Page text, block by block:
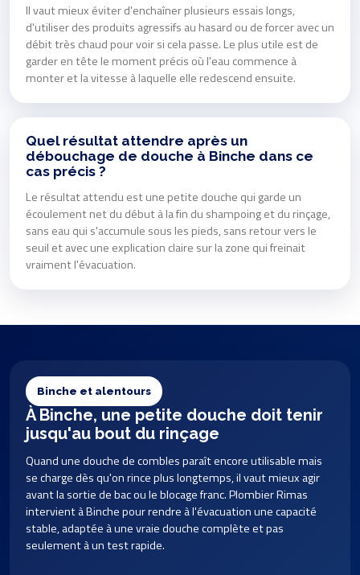
Il vaut mieux éviter d'enchaîner plusieurs essais longs,
d'utiliser des produits agressifs au hasard ou de forcer avec un
débit très chaud pour voir si cela passe. Le plus utile est de
garder en tête le moment précis où l'eau commence à
monter et la vitesse à laquelle elle redescend ensuite.
Quel résultat attendre après un
débouchage de douche à Binche dans ce
cas précis ?
Le résultat attendu est une petite douche qui garde un
écoulement net du début à la fin du shampoing et du rinçage,
sans eau qui s'accumule sous les pieds, sans retour vers le
seuil et avec une explication claire sur la zone qui freinait
vraiment l'évacuation.
Binche et alentours
À Binche, une petite douche doit tenir
jusqu'au bout du rinçage
Quand une douche de combles paraît encore utilisable mais
se charge dès qu'on rince plus longtemps, il vaut mieux agir
avant la sortie de bac ou le blocage franc. Plombier Rimas
intervient à Binche pour rendre à l'évacuation une capacité
stable, adaptée à une vraie douche complète et pas
seulement à un test rapide.